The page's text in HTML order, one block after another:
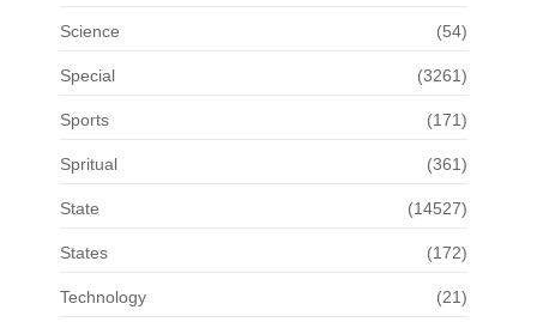
Science (54)
Special (3261)
Sports (171)
Spritual (361)
State (14527)
States (172)
Technology (21)